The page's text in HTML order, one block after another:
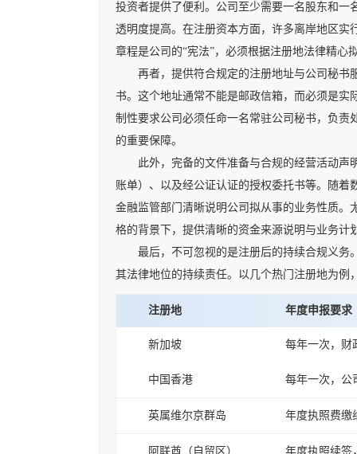
投资者提供了便利。公司至少需要一名股东和
透明度提高。在注册资本方面，许多离岸地区
章程是公司的“宪法”，必须根据注册地法律精
再者，提供符合规定的注册地址与公司秘书服
书。这个地址通常不能是邮政信箱，而必须是
制性要求公司必须任命一名常驻公司秘书，负
的重要保障。
此外，完备的文件准备与合规的经营活动声明
账单）、以及经公证认证的授权委托书等。随
金融监管部门清晰说明公司拟从事的业务性质
格的背景下，提供清晰的资金来源说明与业务计
最后，不可忽视的是注册后的持续合规义务。
其法律地位的持续责任。以几个热门注册地为
注册地 年度申报要求
新加坡 每年一次，财
中国香港 每年一次，公
英属维尔京群岛 年度执照费缴
阿联酋（自贸区） 年度执照续签